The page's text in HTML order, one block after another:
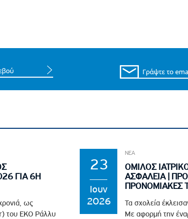
ΓΙΑ 6Η
ως
του EKO Ράλλυ
23
Ιουν
2026
ΝΕΑ
ΟΜΙΛΟΣ
ΑΣΦΑΛΕΙΑ |
ΠΡΟΝΟΜΙΑΚΕΣ
Τα σχολεία
Με αφορμή την